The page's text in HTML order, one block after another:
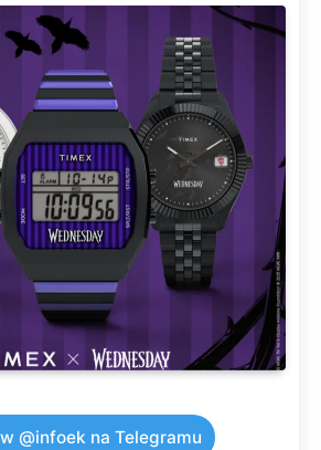
@infoek na Telegramu